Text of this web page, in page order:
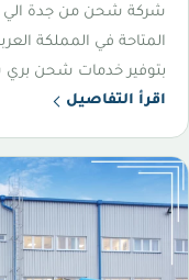
شركة شحن من جدة الي
المتاحة في المملكة
بتوفير خدمات شحن
اقرأ التفاصيل